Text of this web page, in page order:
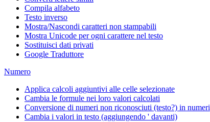
Compila alfabeto
Testo inverso
Mostra/Nascondi caratteri non stampabili
Mostra Unicode per ogni carattere nel testo
Sostituisci dati privati
Google Traduttore
Numero
Applica calcoli aggiuntivi alle celle selezionate
Cambia le formule nei loro valori calcolati
Conversione di numeri non riconosciuti (testo?) in numeri
Cambia i valori in testo (aggiungendo ' davanti)